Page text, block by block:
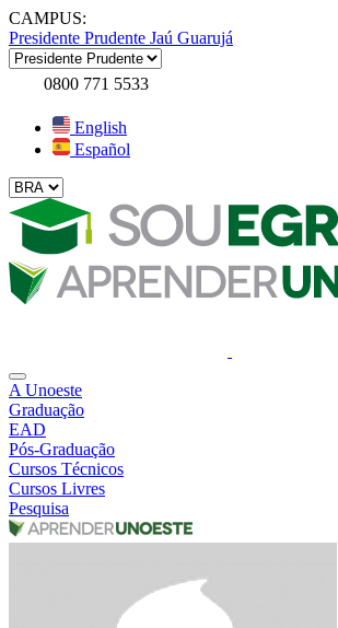
CAMPUS:
Presidente Prudente Jaú Guarujá
0800 771 5533
English
Español
A Unoeste
Graduação
EAD
Pós-Graduação
Cursos Técnicos
Cursos Livres
Pesquisa